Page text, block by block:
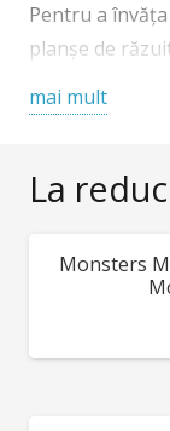
Pentru a
planșe de
Vârsta
sub 3 ani. A se
mai mult
La
REDUCERI!
Monsters